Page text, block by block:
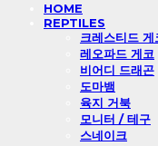
HOME
REPTILES
크레스티드 게
레오파드 게코
비어디 드래곤
도마뱀
육지 거북
모니터 / 테구
스네이크